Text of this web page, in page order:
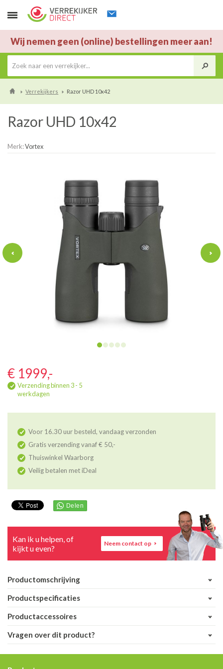
Wij nemen geen (online) bestellingen meer aan!
Verrekijkers Razor UHD 10x42
Razor UHD 10x42
Merk:Vortex
€ 1999,-
Verzending binnen 3 - 5
werkdagen
Voor 16.30 uur besteld, vandaag verzonden
Gratis verzending vanaf € 50,-
Thuiswinkel Waarborg
Veilig betalen met iDeal
Kan ik u helpen, of
kijkt u even?
Neem contact op
Productomschrijving
Productspecificaties
Productaccessoires
Vragen over dit product?